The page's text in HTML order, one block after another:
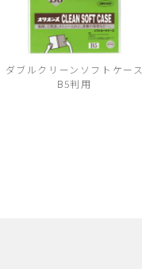
ダブルクリーンソフトケース
B5判用